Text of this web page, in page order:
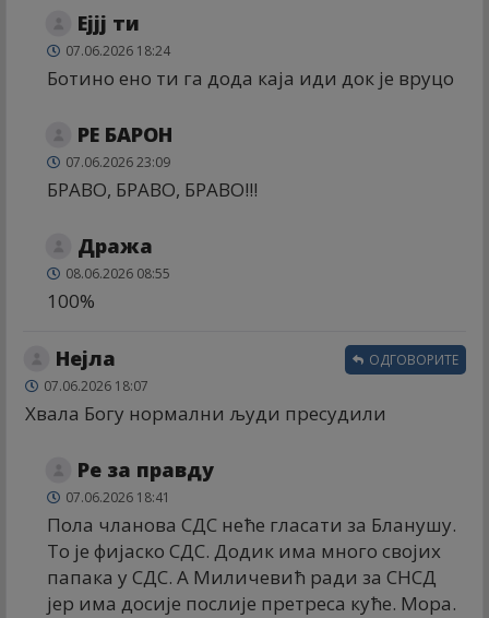
Ејјј ти
07.06.2026 18:24
Ботино ено ти га дода каја иди док је вруцо
РЕ БАРОН
07.06.2026 23:09
БРАВО, БРАВО, БРАВО!!!
Дража
08.06.2026 08:55
100%
Нејла
07.06.2026 18:07
Хвала Богу нормални људи пресудили
ОДГОВОРИТЕ
Ре за правду
07.06.2026 18:41
Пола чланова СДС неће гласати за Бланушу.
То је фијаско СДС. Додик има много својих
папака у СДС. А Миличевић ради за СНСД
јер има досије послије претреса куће. Мора.